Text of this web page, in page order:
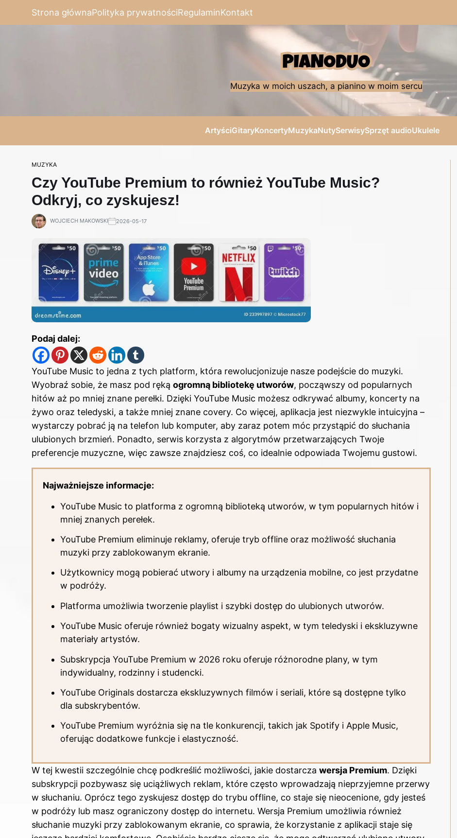
Strona głównaPolityka prywatnościRegulaminKontakt
Muzyka w moich uszach, a pianino w moim sercu
ArtyściGitaryKoncertyMuzykaNutySerwisySprzęt audioUkulele
MUZYKA
Czy YouTube Premium to również YouTube Music?
Odkryj, co zyskujesz!
WOJCIECH MAKOWSKI 2026-05-17
Podaj dalej:
YouTube Music to jedna z tych platform, która rewolucjonizuje nasze podejście do muzyki.
Wyobraź sobie, że masz pod ręką ogromną bibliotekę utworów, począwszy od popularnych
hitów aż po mniej znane perełki. Dzięki YouTube Music możesz odkrywać albumy, koncerty na
żywo oraz teledyski, a także mniej znane covery. Co więcej, aplikacja jest niezwykle intuicyjna –
wystarczy pobrać ją na telefon lub komputer, aby zaraz potem móc przystąpić do słuchania
ulubionych brzmień. Ponadto, serwis korzysta z algorytmów przetwarzających Twoje
preferencje muzyczne, więc zawsze znajdziesz coś, co idealnie odpowiada Twojemu gustowi.
Najważniejsze informacje:
YouTube Music to platforma z ogromną biblioteką utworów, w tym popularnych hitów i
mniej znanych perełek.
YouTube Premium eliminuje reklamy, oferuje tryb offline oraz możliwość słuchania
muzyki przy zablokowanym ekranie.
Użytkownicy mogą pobierać utwory i albumy na urządzenia mobilne, co jest przydatne
w podróży.
Platforma umożliwia tworzenie playlist i szybki dostęp do ulubionych utworów.
YouTube Music oferuje również bogaty wizualny aspekt, w tym teledyski i ekskluzywne
materiały artystów.
Subskrypcja YouTube Premium w 2026 roku oferuje różnorodne plany, w tym
indywidualny, rodzinny i studencki.
YouTube Originals dostarcza ekskluzywnych filmów i seriali, które są dostępne tylko
dla subskrybentów.
YouTube Premium wyróżnia się na tle konkurencji, takich jak Spotify i Apple Music,
oferując dodatkowe funkcje i elastyczność.
W tej kwestii szczególnie chcę podkreślić możliwości, jakie dostarcza wersja Premium. Dzięki
subskrypcji pozbywasz się uciążliwych reklam, które często wprowadzają nieprzyjemne przerwy
w słuchaniu. Oprócz tego zyskujesz dostęp do trybu offline, co staje się nieocenione, gdy jesteś
w podróży lub masz ograniczony dostęp do internetu. Wersja Premium umożliwia również
słuchanie muzyki przy zablokowanym ekranie, co sprawia, że korzystanie z aplikacji staje się